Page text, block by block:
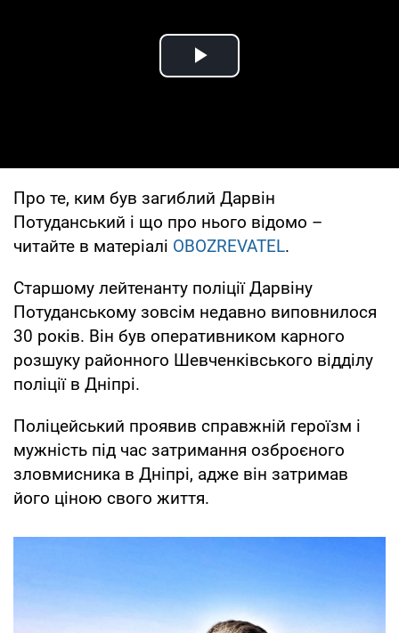
Play Video
Про те, ким був загиблий Дарвін
Потуданський і що про нього відомо –
читайте в матеріалі OBOZREVATEL.
Старшому лейтенанту поліції Дарвіну
Потуданському зовсім недавно виповнилося
30 років. Він був оперативником карного
розшуку районного Шевченківського відділу
поліції в Дніпрі.
Поліцейський проявив справжній героїзм і
мужність під час затримання озброєного
зловмисника в Дніпрі, адже він затримав
його ціною свого життя.